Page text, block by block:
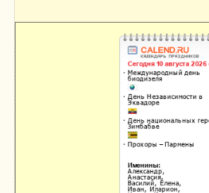
Календарь праздников